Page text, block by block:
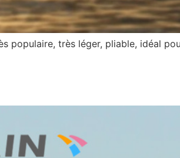
populaire, très léger, pliable, idéal